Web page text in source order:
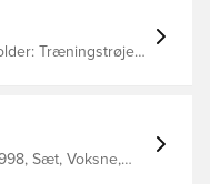
Sæt, Voksne,